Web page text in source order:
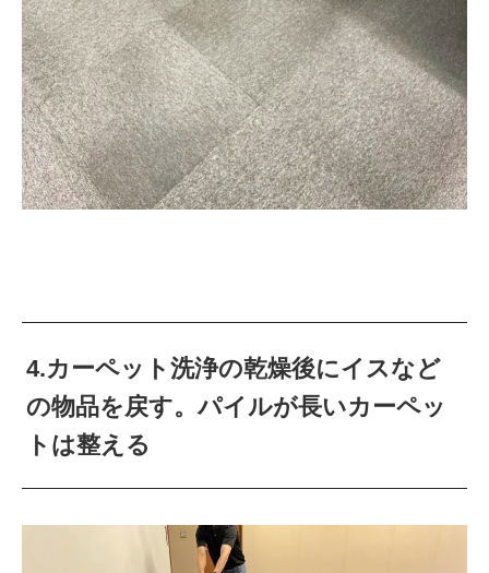
4.カーペット洗浄の乾燥後にイスなど
の物品を戻す。パイルが長いカーペッ
トは整える